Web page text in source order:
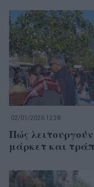
02/01/2026 12:38
Πώς
μάρκετ και